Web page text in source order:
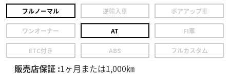
フルノーマル 逆輸入車 ボアアップ車
ワンオーナー AT FI車
ETC付き ABS フルカスタム
販売店保証 :1ヶ月または1,000㎞